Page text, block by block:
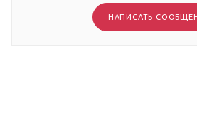
НАПИСАТЬ